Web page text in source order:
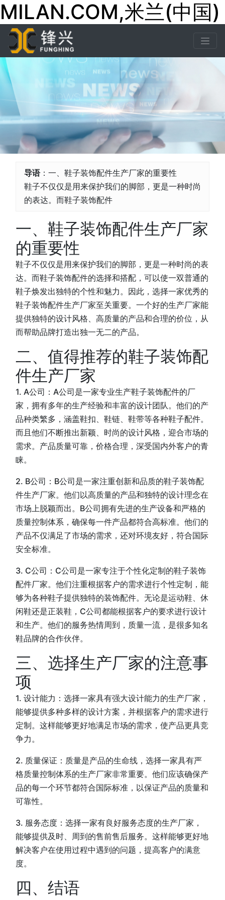
MILAN.COM,米兰(中国)
导语：一、鞋子装饰配件生产厂家的重要性
鞋子不仅仅是用来保护我们的脚部，更是一种时尚
的表达。而鞋子装饰配件
一、鞋子装饰配件生产厂家
的重要性
鞋子不仅仅是用来保护我们的脚部，更是一种时尚的表
达。而鞋子装饰配件的选择和搭配，可以使一双普通的
鞋子焕发出独特的个性和魅力。因此，选择一家优秀的
鞋子装饰配件生产厂家至关重要。一个好的生产厂家能
提供独特的设计风格、高质量的产品和合理的价位，从
而帮助品牌打造出独一无二的产品。
二、值得推荐的鞋子装饰配
件生产厂家
1. A公司：A公司是一家专业生产鞋子装饰配件的厂
家，拥有多年的生产经验和丰富的设计团队。他们的产
品种类繁多，涵盖鞋扣、鞋链、鞋带等各种鞋子配件。
而且他们不断推出新颖、时尚的设计风格，迎合市场的
需求。产品质量可靠，价格合理，深受国内外客户的青
睐。
2. B公司：B公司是一家注重创新和品质的鞋子装饰配
件生产厂家。他们以高质量的产品和独特的设计理念在
市场上脱颖而出。B公司拥有先进的生产设备和严格的
质量控制体系，确保每一件产品都符合高标准。他们的
产品不仅满足了市场的需求，还对环境友好，符合国际
安全标准。
3. C公司：C公司是一家专注于个性化定制的鞋子装饰
配件厂家。他们注重根据客户的需求进行个性定制，能
够为各种鞋子提供独特的装饰配件。无论是运动鞋、休
闲鞋还是正装鞋，C公司都能根据客户的要求进行设计
和生产。他们的服务热情周到，质量一流，是很多知名
鞋品牌的合作伙伴。
三、选择生产厂家的注意事
项
1. 设计能力：选择一家具有强大设计能力的生产厂家，
能够提供多种多样的设计方案，并根据客户的需求进行
定制。这样能够更好地满足市场的需求，使产品更具竞
争力。
2. 质量保证：质量是产品的生命线，选择一家具有严
格质量控制体系的生产厂家非常重要。他们应该确保产
品的每一个环节都符合国际标准，以保证产品的质量和
可靠性。
3. 服务态度：选择一家有良好服务态度的生产厂家，
能够提供及时、周到的售前售后服务。这样能够更好地
解决客户在使用过程中遇到的问题，提高客户的满意
度。
四、结语